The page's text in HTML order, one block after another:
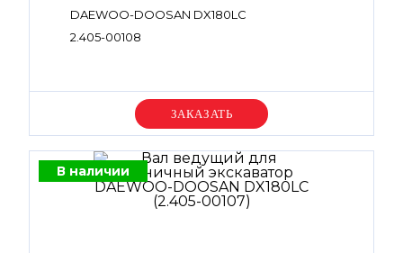
DAEWOO-DOOSAN DX180LC
2.405-00108
Уточняйте цену
В наличии